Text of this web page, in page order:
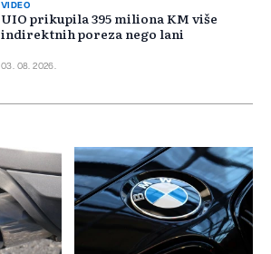
VIDEO
UIO prikupila 395 miliona KM više
indirektnih poreza nego lani
03. 08. 2026.